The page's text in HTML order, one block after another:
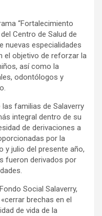
“Fortalecimiento
Centro de Salud de
nuevas especialidades
el objetivo de reforzar la
así como la
odontólogos y
las familias de Salaverry
integral dentro de su
de derivaciones a
por la
y julio del presente año,
fueron derivados por
Social Salaverry,
brechas en el
de vida de la